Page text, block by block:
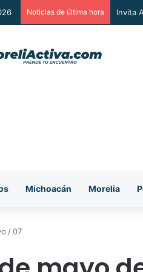
Noticias de última hora
Michoacán Morelia
/07